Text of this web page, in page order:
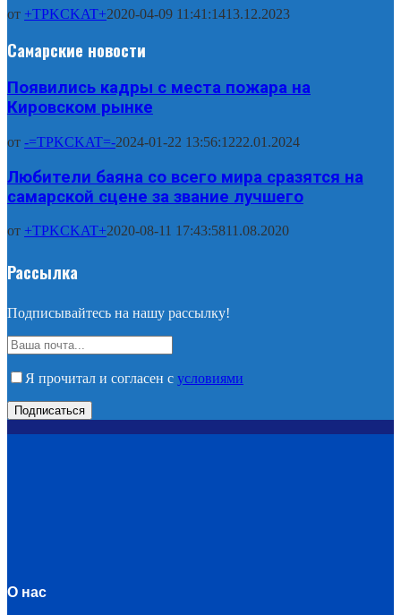
от +TPKCKAT+2020-04-09 11:41:1413.12.2023
Самарские новости
Появились кадры с места пожара на
Кировском рынке
от -=TPKCKAT=-2024-01-22 13:56:1222.01.2024
Любители баяна со всего мира сразятся на
самарской сцене за звание лучшего
от +TPKCKAT+2020-08-11 17:43:5811.08.2020
Рассылка
Подписывайтесь на нашу рассылку!
Я прочитал и согласен с условиями
О нас